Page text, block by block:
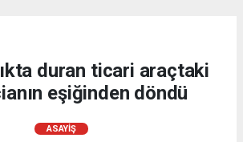
duran ticari araçtaki
eşiğinden döndü
ASAYIŞ